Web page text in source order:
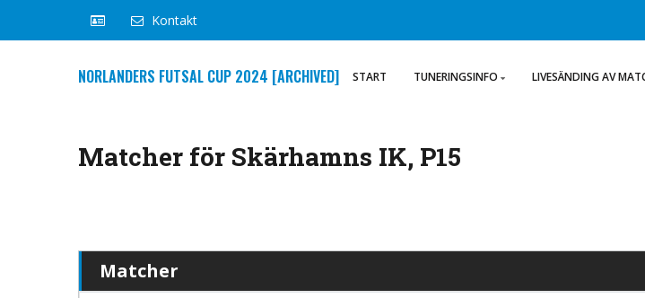
Kontakt
NORLANDERS FUTSAL CUP 2024 [ARCHIVED] START TUNERINGSINFO LIVESÄNDING AV
Matcher för Skärhamns IK, P15
Matcher